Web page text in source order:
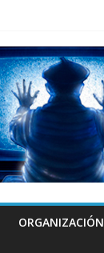
ORGANIZACIÓN